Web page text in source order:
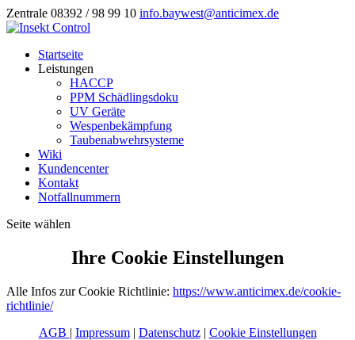
Zentrale 08392 / 98 99 10 info.baywest@anticimex.de
Startseite
Leistungen
HACCP
PPM Schädlingsdoku
UV Geräte
Wespenbekämpfung
Taubenabwehrsysteme
Wiki
Kundencenter
Kontakt
Notfallnummern
Seite wählen
Ihre Cookie Einstellungen
Alle Infos zur Cookie Richtlinie: https://www.anticimex.de/cookie-
richtlinie/
AGB | Impressum| Datenschutz| Cookie Einstellungen